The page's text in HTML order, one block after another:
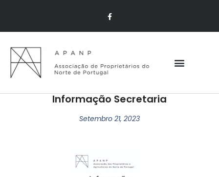
Informação Secretaria
Setembro 21, 2023